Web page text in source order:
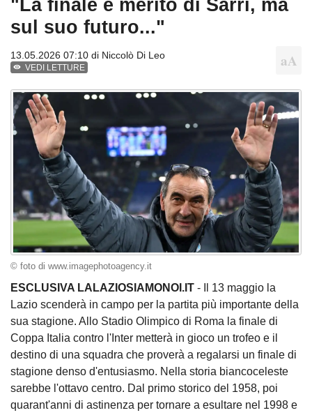
"La finale è merito di Sarri, ma
sul suo futuro..."
13.05.2026 07:10 di Niccolò Di Leo
VEDI LETTURE
© foto di www.imagephotoagency.it
ESCLUSIVA LALAZIOSIAMONOI.IT - Il 13 maggio la
Lazio scenderà in campo per la partita più importante della
sua stagione. Allo Stadio Olimpico di Roma la finale di
Coppa Italia contro l'Inter metterà in gioco un trofeo e il
destino di una squadra che proverà a regalarsi un finale di
stagione denso d'entusiasmo. Nella storia biancoceleste
sarebbe l'ottavo centro. Dal primo storico del 1958, poi
quarant'anni di astinenza per tornare a esultare nel 1998 e